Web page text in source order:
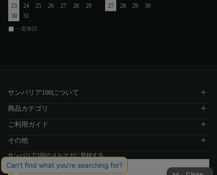
23
24 25 26 27 28
29
30
31
27
28 29 30
定休日
サンバリア100について
商品カテゴリ
ご利用ガイド
その他
サンバリア100のメルマガに登録する